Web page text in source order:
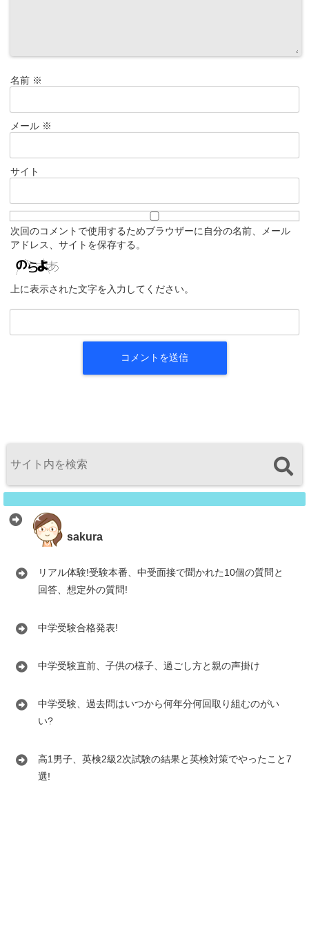
名前 ※
メール ※
サイト
次回のコメントで使用するためブラウザーに自分の名前、メール
アドレス、サイトを保存する。
上に表示された文字を入力してください。
sakura
リアル体験!受験本番、中受面接で聞かれた10個の質問と
回答、想定外の質問!
中学受験合格発表!
中学受験直前、子供の様子、過ごし方と親の声掛け
中学受験、過去問はいつから何年分何回取り組むのがい
い?
高1男子、英検2級2次試験の結果と英検対策でやったこと7
選!